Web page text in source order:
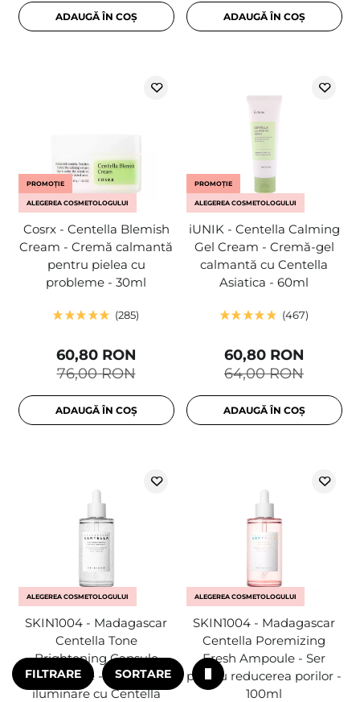
ADAUGĂ ÎN COȘ ADAUGĂ ÎN COȘ
PROMOȚIE
ALEGEREA COSMETOLOGULUI
Cosrx - Centella Blemish
Cream - Cremă calmantă
pentru pielea cu
probleme - 30ml
285
76,00 RON
60,80 RON
ADAUGĂ ÎN COȘ
PROMOȚIE
ALEGEREA COSMETOLOGULUI
iUNIK - Centella Calming
Gel Cream - Cremă-gel
calmantă cu Centella
Asiatica - 60ml
467
64,00 RON
60,80 RON
ADAUGĂ ÎN COȘ
ALEGEREA COSMETOLOGULUI
SKIN1004 - Madagascar
Centella Tone
Brightening Capsule
Ampoule - Fiolă de
iluminare cu Centella
ALEGEREA COSMETOLOGULUI
SKIN1004 - Madagascar
Centella Poremizing
Fresh Ampoule - Ser
pentru reducerea porilor -
100ml
FILTRARE SORTARE